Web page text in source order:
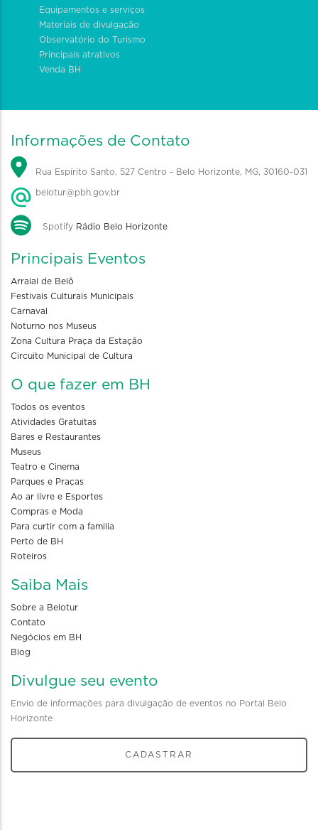
Equipamentos e serviços
Materiais de divulgação
Observatório do Turismo
Principais atrativos
Venda BH
Informações de Contato
Rua Espírito Santo, 527 Centro - Belo Horizonte, MG, 30160-031
belotur@pbh.gov.br
Spotify Rádio Belo Horizonte
Principais Eventos
Arraial de Belô
Festivais Culturais Municipais
Carnaval
Noturno nos Museus
Zona Cultura Praça da Estação
Circuito Municipal de Cultura
O que fazer em BH
Todos os eventos
Atividades Gratuitas
Bares e Restaurantes
Museus
Teatro e Cinema
Parques e Praças
Ao ar livre e Esportes
Compras e Moda
Para curtir com a familia
Perto de BH
Roteiros
Saiba Mais
Sobre a Belotur
Contato
Negócios em BH
Blog
Divulgue seu evento
Envio de informações para divulgação de eventos no Portal Belo
Horizonte
CADASTRAR